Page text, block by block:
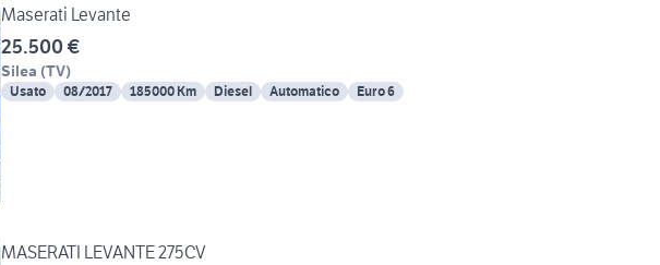
Maserati Levante
25.500 €
Silea (TV)
Usato 08/2017 185000 Km Diesel Automatico Euro 6
MASERATI LEVANTE 275CV